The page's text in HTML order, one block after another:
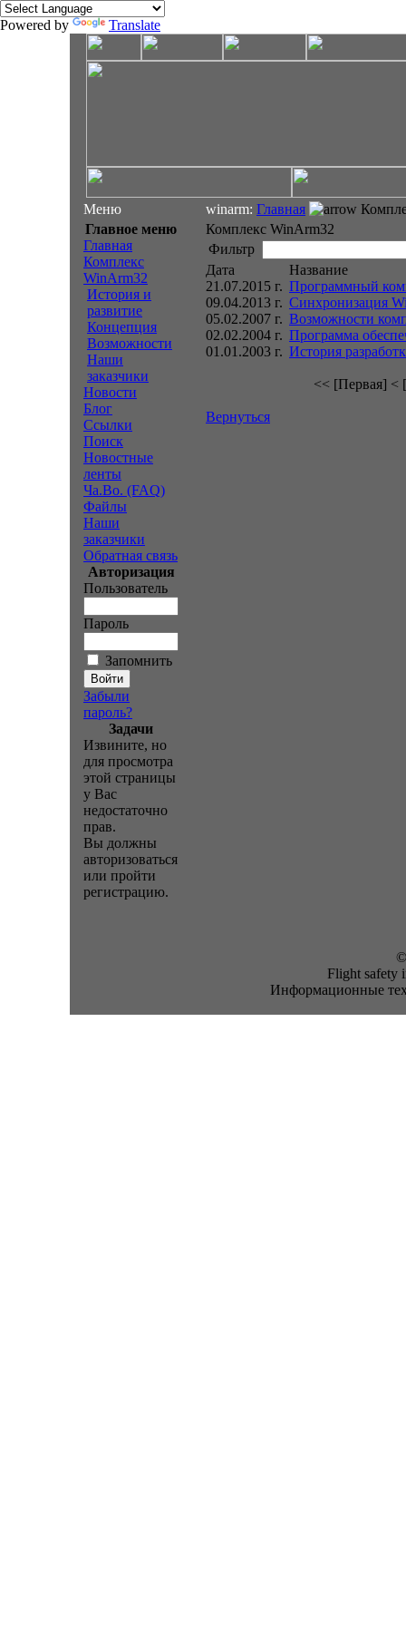
Powered by Translate
Меню
Главное меню
Главная
Комплекс
WinArm32
История и
развитие
Концепция
Возможности
Наши
заказчики
Новости
Блог
Ссылки
Поиск
Новостные
ленты
Ча.Во. (FAQ)
Файлы
Наши
заказчики
Обратная связь
Авторизация
Пользователь
Пароль
Запомнить
Забыли
пароль?
Задачи
Извините, но
для просмотра
этой страницы
у Вас
недостаточно
прав.
Вы должны
авторизоваться
или пройти
регистрацию.
winarm: Главная
Комплекс WinArm32
Фильтр
Дата
Название
21.07.2015 г. Программный
09.04.2013 г. Синхронизация
05.02.2007 г. Возможности
02.02.2004 г. Программа
01.01.2003 г. История
<< [Первая] <
Вернуться
Flight safety
Информационные